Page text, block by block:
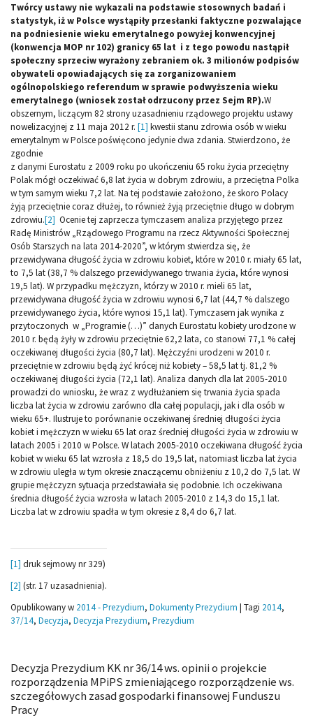
Twórcy ustawy nie wykazali na podstawie stosownych badań i
statystyk, iż w Polsce wystąpiły przesłanki faktyczne pozwalające
na podniesienie wieku emerytalnego powyżej konwencyjnej
(konwencja MOP nr 102) granicy 65 lat i z tego powodu nastąpił
społeczny sprzeciw wyrażony zebraniem ok. 3 milionów podpisów
obywateli opowiadających się za zorganizowaniem
ogólnopolskiego referendum w sprawie podwyższenia wieku
emerytalnego (wniosek został odrzucony przez Sejm RP).W
obszernym, liczącym 82 strony uzasadnieniu rządowego projektu ustawy
nowelizacyjnej z 11 maja 2012 r. [1] kwestii stanu zdrowia osób w wieku
emerytalnym w Polsce poświęcono jedynie dwa zdania. Stwierdzono, że
zgodnie
z danymi Eurostatu z 2009 roku po ukończeniu 65 roku życia przeciętny
Polak mógł oczekiwać 6,8 lat życia w dobrym zdrowiu, a przeciętna Polka
w tym samym wieku 7,2 lat. Na tej podstawie założono, że skoro Polacy
żyją przeciętnie coraz dłużej, to również żyją przeciętnie długo w dobrym
zdrowiu.[2] Ocenie tej zaprzecza tymczasem analiza przyjętego przez
Radę Ministrów „Rządowego Programu na rzecz Aktywności Społecznej
Osób Starszych na lata 2014-2020”, w którym stwierdza się, że
przewidywana długość życia w zdrowiu kobiet, które w 2010 r. miały 65 lat,
to 7,5 lat (38,7 % dalszego przewidywanego trwania życia, które wynosi
19,5 lat). W przypadku mężczyzn, którzy w 2010 r. mieli 65 lat,
przewidywana długość życia w zdrowiu wynosi 6,7 lat (44,7 % dalszego
przewidywanego życia, które wynosi 15,1 lat). Tymczasem jak wynika z
przytoczonych w „Programie (…)” danych Eurostatu kobiety urodzone w
2010 r. będą żyły w zdrowiu przeciętnie 62,2 lata, co stanowi 77,1 % całej
oczekiwanej długości życia (80,7 lat). Mężczyźni urodzeni w 2010 r.
przeciętnie w zdrowiu będą żyć krócej niż kobiety – 58,5 lat tj. 81,2 %
oczekiwanej długości życia (72,1 lat). Analiza danych dla lat 2005-2010
prowadzi do wniosku, że wraz z wydłużaniem się trwania życia spada
liczba lat życia w zdrowiu zarówno dla całej populacji, jak i dla osób w
wieku 65+. Ilustruje to porównanie oczekiwanej średniej długości życia
kobiet i mężczyzn w wieku 65 lat oraz średniej długości życia w zdrowiu w
latach 2005 i 2010 w Polsce. W latach 2005-2010 oczekiwana długość życia
kobiet w wieku 65 lat wzrosła z 18,5 do 19,5 lat, natomiast liczba lat życia
w zdrowiu uległa w tym okresie znaczącemu obniżeniu z 10,2 do 7,5 lat. W
grupie mężczyzn sytuacja przedstawiała się podobnie. Ich oczekiwana
średnia długość życia wzrosła w latach 2005-2010 z 14,3 do 15,1 lat.
Liczba lat w zdrowiu spadła w tym okresie z 8,4 do 6,7 lat.
[1] druk sejmowy nr 329)
[2] (str. 17 uzasadnienia).
Opublikowany w 2014 - Prezydium, Dokumenty Prezydium | Tagi 2014,
37/14, Decyzja, Decyzja Prezydium, Prezydium
Decyzja Prezydium KK nr 36/14 ws. opinii o projekcie
rozporządzenia MPiPS zmieniającego rozporządzenie ws.
szczegółowych zasad gospodarki finansowej Funduszu
Pracy